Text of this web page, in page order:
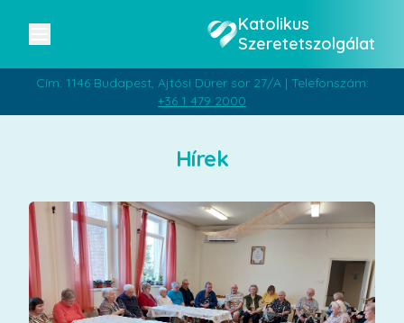
Katolikus
Szeretetszolgálat
Cím: 1146 Budapest, Ajtósi Dürer sor 27/A | Telefonszám:
+36 1 479 2000
Hírek